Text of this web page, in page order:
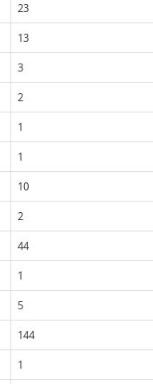
23
13
3
2
1
1
10
2
44
1
5
144
1